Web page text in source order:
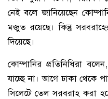
নেই বলে জানিয়েছেন
মজুত রয়েছে। কিন্তু
দিয়েছে।
কোম্পানির প্রতিনিধিরা
যাচ্ছে না। আগে ঢাকা থেকে
সিলেটে তেল সরবরাহ করা